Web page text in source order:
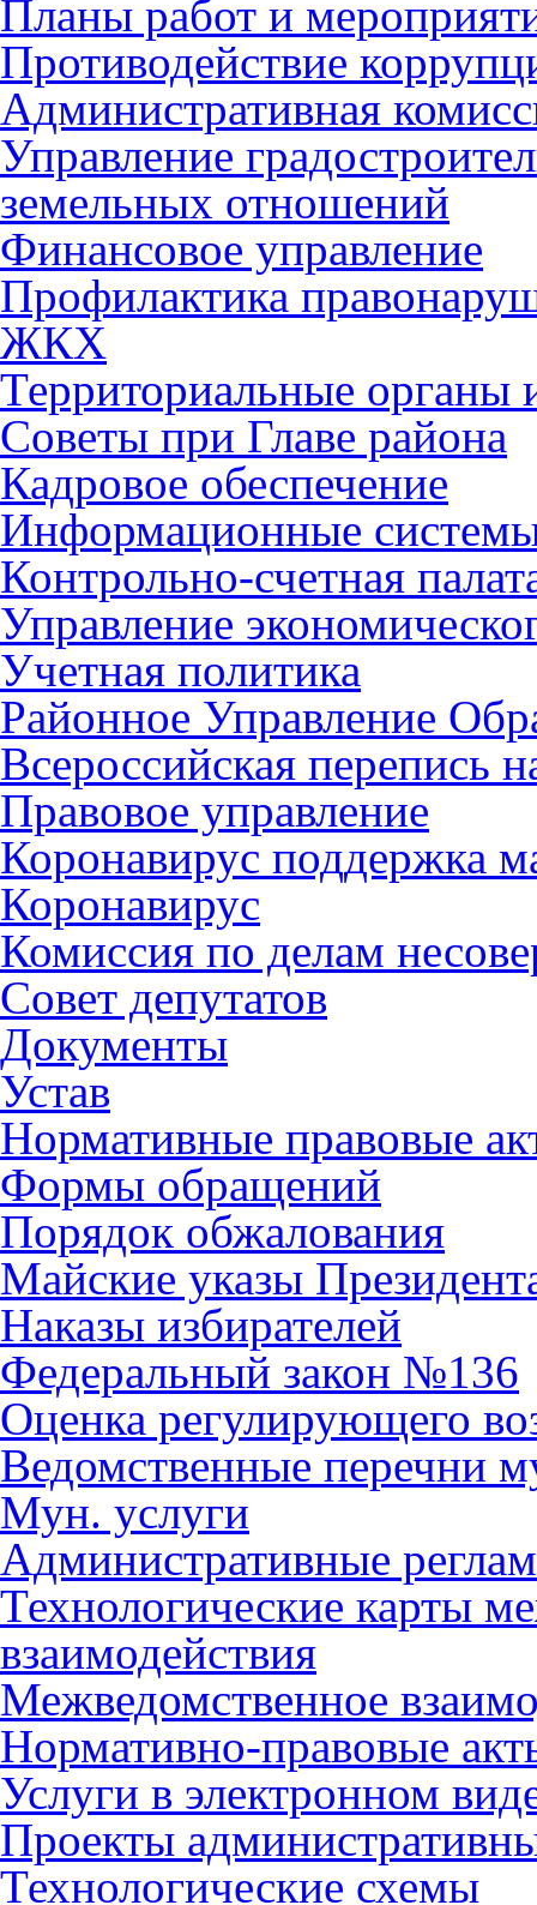
Планы работ и
Противодействие
Административная
Управление
земельных отношений
Финансовое управление
Профилактика
ЖКХ
Территориальные органы
Советы при Главе района
Кадровое обеспечение
Информационные
Контрольно-счетная
Управление
Учетная политика
Районное Управление
Всероссийская перепись
Правовое управление
Коронавирус поддержка
Коронавирус
Комиссия по делам
Совет депутатов
Документы
Устав
Нормативные правовые
Формы обращений
Порядок обжалования
Майские указы
Наказы избирателей
Федеральный закон №136
Оценка регулирующего
Ведомственные перечни
Мун. услуги
Административные
Технологические карты
взаимодействия
Межведомственное
Нормативно-правовые
Услуги в электронном
Проекты
Технологические схемы